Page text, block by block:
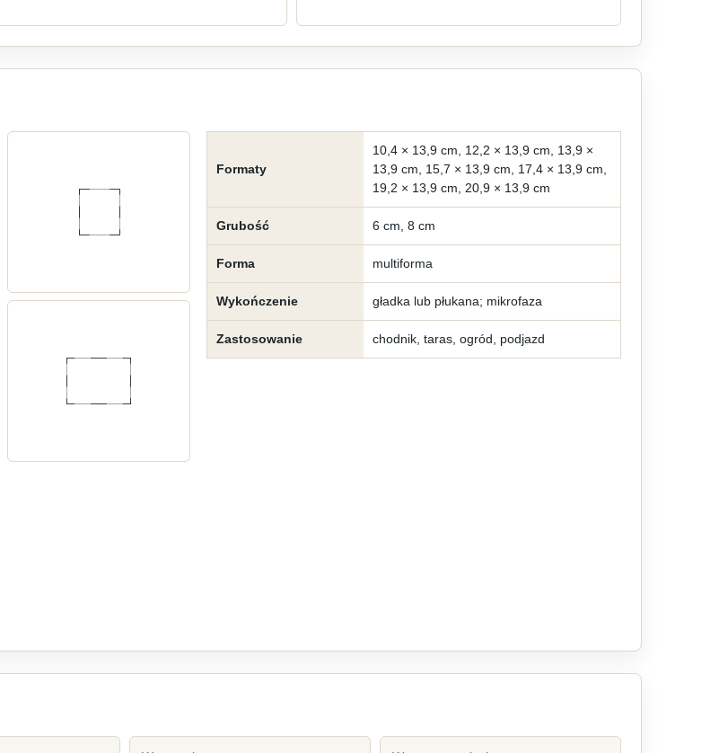
Formaty
10,4 × 13,9 cm, 12,2 × 13,9 cm, 13,9 ×
13,9 cm, 15,7 × 13,9 cm, 17,4 × 13,9 cm,
19,2 × 13,9 cm, 20,9 × 13,9 cm
Grubość 6 cm, 8 cm
Forma multiforma
Wykończenie gładka lub płukana; mikrofaza
Zastosowanie chodnik, taras, ogród, podjazd